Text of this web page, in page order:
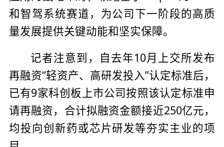
和智驾系统赛道，为公司下一阶段的高质
量发展提供关键动能和坚实保障。
记者注意到，自去年10月上交所发布
再融资“轻资产、高研发投入”认定标准后，
已有9家科创板上市公司按照该认定标准申
请再融资，合计拟融资金额接近250亿元，
均投向创新药或芯片研发等夯实主业的项